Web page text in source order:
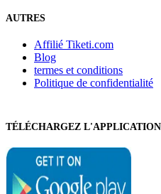
AUTRES
Affilié Tiketi.com
Blog
termes et conditions
Politique de confidentialité
TÉLÉCHARGEZ